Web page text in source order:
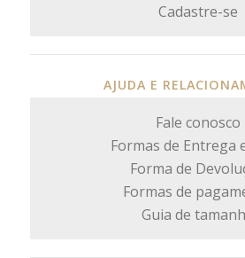
Cadastre-se
AJUDA E
Fale conosco
Formas de Entrega
Forma de
Formas de
Guia de